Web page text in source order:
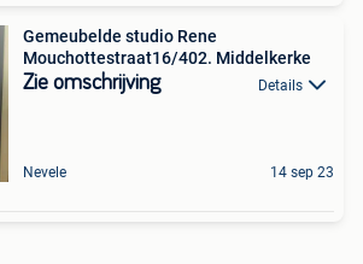
Gemeubelde studio Rene
Mouchottestraat16/402. Middelkerke
Zie omschrijving Details
Nevele 14 sep 23